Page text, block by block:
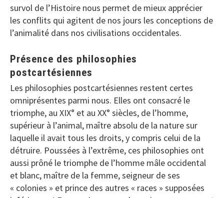
survol de l’Histoire nous permet de mieux apprécier
les conflits qui agitent de nos jours les conceptions de
l’animalité dans nos civilisations occidentales.
Présence des philosophies
postcartésiennes
Les philosophies postcartésiennes restent certes
omniprésentes parmi nous. Elles ont consacré le
triomphe, au XIX° et au XX° siècles, de l’homme,
supérieur à l’animal, maître absolu de la nature sur
laquelle il avait tous les droits, y compris celui de la
détruire. Poussées à l’extrême, ces philosophies ont
aussi prôné le triomphe de l’homme mâle occidental
et blanc, maître de la femme, seigneur de ses
« colonies » et prince des autres « races » supposées